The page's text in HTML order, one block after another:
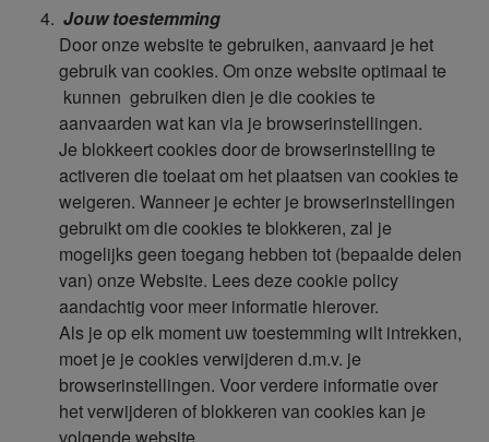
Jouw toestemming
Door onze website te gebruiken, aanvaard je het
gebruik van cookies. Om onze website optimaal te
kunnen gebruiken dien je die cookies te
aanvaarden wat kan via je browserinstellingen.
Je blokkeert cookies door de browserinstelling te
activeren die toelaat om het plaatsen van cookies te
weigeren. Wanneer je echter je browserinstellingen
gebruikt om die cookies te blokkeren, zal je
mogelijks geen toegang hebben tot (bepaalde delen
van) onze Website. Lees deze cookie policy
aandachtig voor meer informatie hierover.
Als je op elk moment uw toestemming wilt intrekken,
moet je je cookies verwijderen d.m.v. je
browserinstellingen. Voor verdere informatie over
het verwijderen of blokkeren van cookies kan je